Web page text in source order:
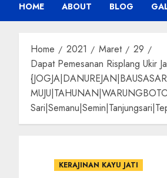
HOME ABOUT BLOG
Home 2021 Maret
29
Dapat Pemesanan Risplang Ukir
KERAJINAN KAYU JATI